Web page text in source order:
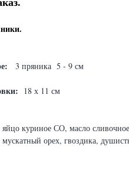
3 пряника 5 - 9 см
18 х 11 см
куриное СО, масло
орех, гвоздика,